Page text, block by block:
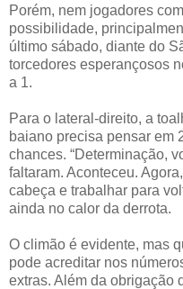
Porém, nem jogadores
possibilidade,
último sábado, diante do
torcedores esperançosos
a 1.
Para o lateral-direito, a
baiano precisa pensar em
chances. “Determinação,
faltaram. Aconteceu.
cabeça e trabalhar para
ainda no calor da derrota.
O climão é evidente, mas
pode acreditar nos
extras. Além da obrigação